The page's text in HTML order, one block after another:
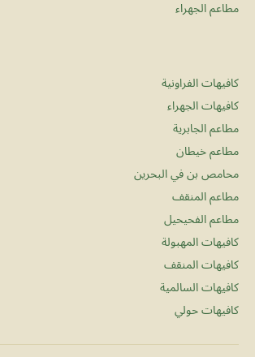
مطاعم الجهراء
كافيهات الفراونية
كافيهات الجهراء
مطاعم الجابرية
مطاعم خيطان
محامص بن في البحرين
مطاعم المنقف
مطاعم الفحيحيل
كافيهات المهبولة
كافيهات المنقف
كافيهات السالمية
كافيهات حولي